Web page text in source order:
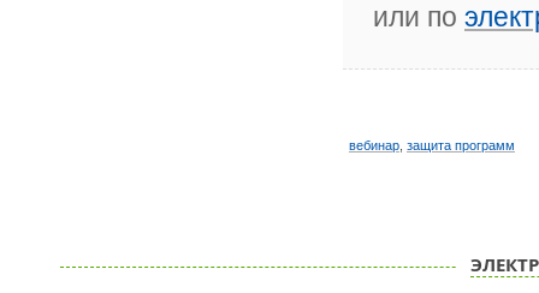
или по
вебинар защита программ